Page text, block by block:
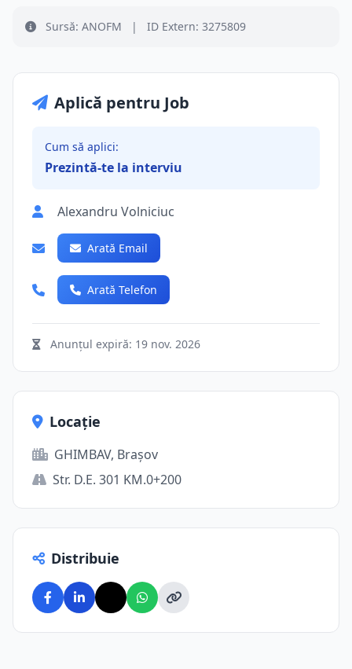
Sursă: ANOFM | ID Extern: 3275809
Aplică pentru Job
Cum să aplici:
Prezintă-te la interviu
Alexandru Volniciuc
Arată Email
Arată Telefon
Anunțul expiră: 19 nov. 2026
Locație
GHIMBAV, Brașov
Str. D.E. 301 KM.0+200
Distribuie